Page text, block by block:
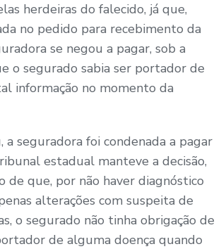
herdeiras do falecido, já que,
no pedido para recebimento da
se negou a pagar, sob a
o segurado sabia ser portador de
informação no momento da
a seguradora foi condenada a pagar
estadual manteve a decisão,
de que, por não haver diagnóstico
alterações com suspeita de
o segurado não tinha obrigação de
de alguma doença quando